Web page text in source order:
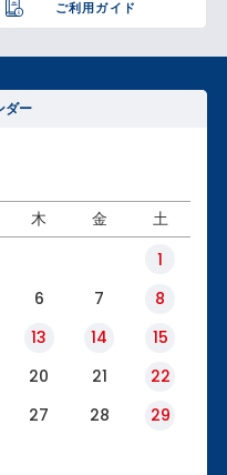
ご利用ガイド
ダー
木 金 土
1
6 7
8
13 14
15
20 21
22
27 28
29